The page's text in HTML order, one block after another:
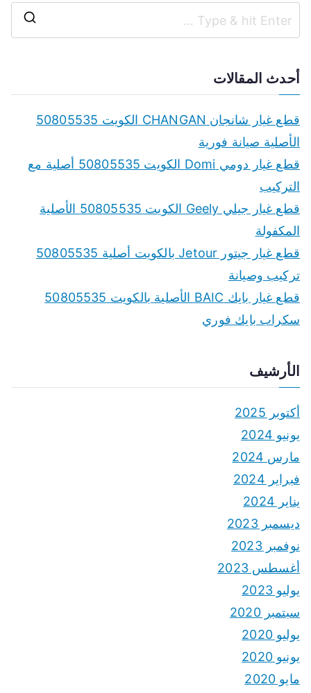
r
أحدث المقالات
قطع غيار شانجان CHANGAN الكويت 50805535
الأصلية صيانة فورية
قطع غيار دومي Domi الكويت 50805535 أصلية مع
التركيب
قطع غيار جيلي Geely الكويت 50805535 الأصلية
المكفولة
قطع غيار جيتور Jetour بالكويت أصلية 50805535
تركيب وصيانة
قطع غيار بايك BAIC الأصلية بالكويت 50805535
سكراب بايك فوري
الأرشيف
أكتوبر 2025
يونيو 2024
مارس 2024
فبراير 2024
يناير 2024
ديسمبر 2023
نوفمبر 2023
أغسطس 2023
يوليو 2023
سبتمبر 2020
يوليو 2020
يونيو 2020
مايو 2020